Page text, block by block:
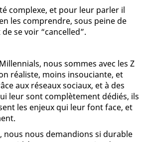
complexe, et pour leur parler il
les comprendre, sous peine de
se voir “cancelled”.
nous sommes avec les Z
réaliste, moins insouciante, et
aux réseaux sociaux, et à des
leur sont complètement dédiés, ils
les enjeux qui leur font face, et
nous nous demandions si durable